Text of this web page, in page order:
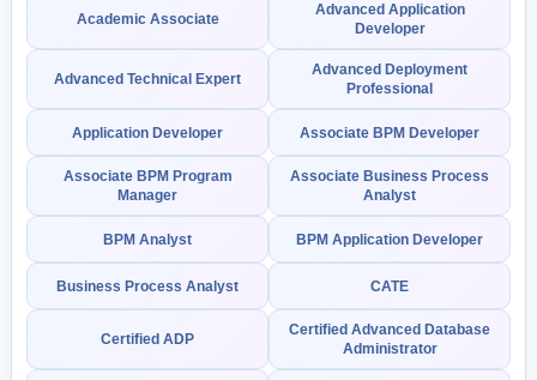
Academic Associate
Advanced Application
Developer
Advanced Technical Expert
Advanced Deployment
Professional
Application Developer Associate BPM Developer
Associate BPM Program
Manager
Associate Business Process
Analyst
BPM Analyst BPM Application Developer
Business Process Analyst CATE
Certified ADP
Certified Advanced Database
Administrator